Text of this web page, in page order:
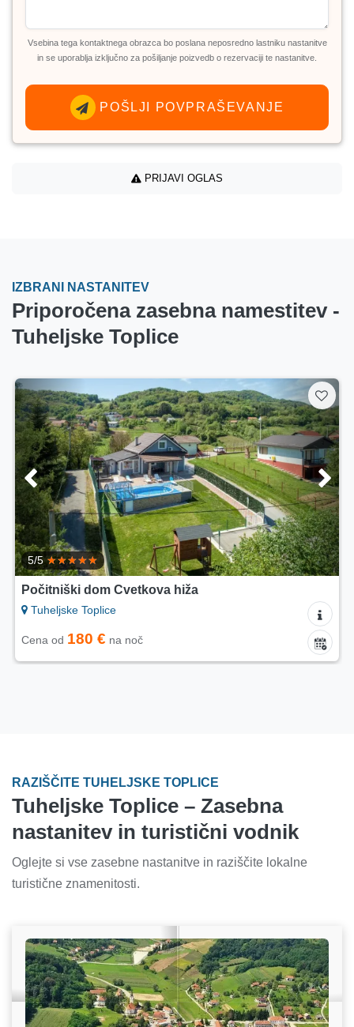
Vsebina tega kontaktnega obrazca bo poslana neposredno lastniku nastanitve
in se uporablja izključno za pošiljanje poizvedb o rezervaciji te nastanitve.
POŠLJI POVPRAŠEVANJE
PRIJAVI OGLAS
IZBRANI NASTANITEV
Priporočena zasebna namestitev -
Tuheljske Toplice
5/5
Počitniški dom Cvetkova hiža
Tuheljske Toplice
Cena od 180 € na noč
RAZIŠČITE TUHELJSKE TOPLICE
Tuheljske Toplice – Zasebna
nastanitev in turistični vodnik
Oglejte si vse zasebne nastanitve in raziščite lokalne
turistične znamenitosti.